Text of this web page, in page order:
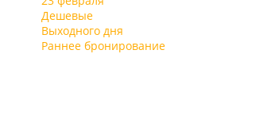
Дешевые
Выходного дня
Раннее бронирование